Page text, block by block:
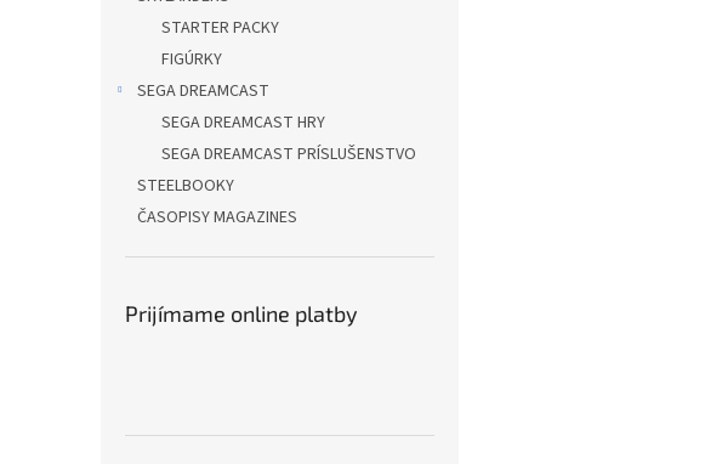
STARTER PACKY
FIGÚRKY
SEGA DREAMCAST
SEGA DREAMCAST HRY
SEGA DREAMCAST PRÍSLUŠENSTVO
STEELBOOKY
ČASOPISY MAGAZINES
Prijímame online platby